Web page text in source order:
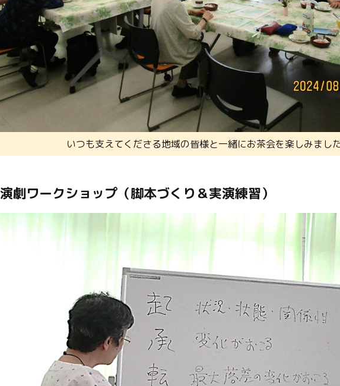
いつも支えてくださる地域の皆様と一緒にお茶会を楽しみまし
演劇ワークショップ（脚本づくり＆実演練習）